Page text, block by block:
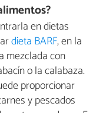
en dietas
dieta BARF, en la
mezclada con
o la calabaza.
proporcionar
y pescados